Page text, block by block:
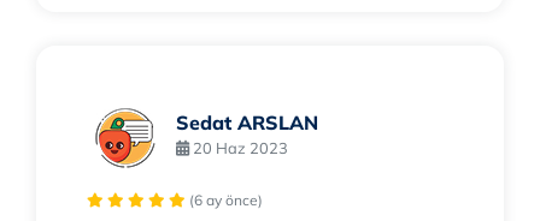
Sedat ARSLAN
20 Haz 2023
(6 ay önce)